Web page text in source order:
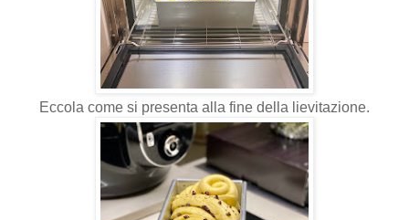
Eccola come si presenta alla fine della lievitazione.